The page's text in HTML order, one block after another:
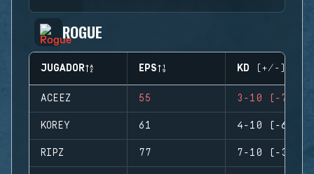
ROGUE
JUGADOR EPS KD (+/-)
ACEEZ 55 3-10 (-7)
KOREY 61 4-10 (-6)
RIPZ 77 7-10 (-3)